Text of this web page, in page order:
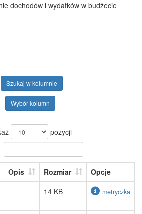
dochodów i wydatków w budżecie
Szukaj w kolumnie
Wybór kolumn
pozycji
Opis Rozmiar
Opcje
14 KB metryczka